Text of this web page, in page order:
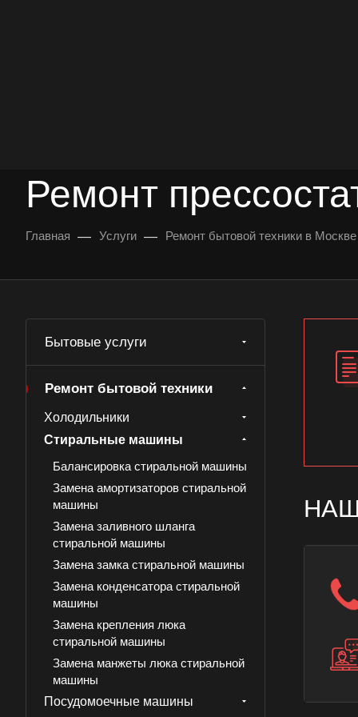
Ремонт
Главная — Услуги — Ремонт бытовой техники в Москве
Бытовые услуги
Ремонт бытовой техники
Холодильники
Стиральные машины
Балансировка стиральной машины
Замена амортизаторов стиральной
машины
Замена заливного шланга
стиральной машины
Замена замка стиральной машины
Замена конденсатора стиральной
машины
Замена крепления люка
стиральной машины
Замена манжеты люка стиральной
машины
Замена мотора-вентилятора сушки
Посудомоечные машины